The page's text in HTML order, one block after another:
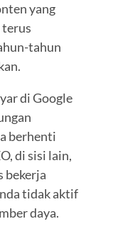
yang
terus
tahun
di Google
berhenti
di sisi lain,
bekerja
tidak aktif
daya.